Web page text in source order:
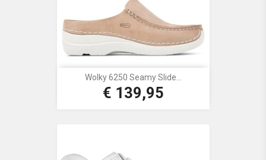
Wolky 6250 Seamy Slide...
Prijs
€ 139,95